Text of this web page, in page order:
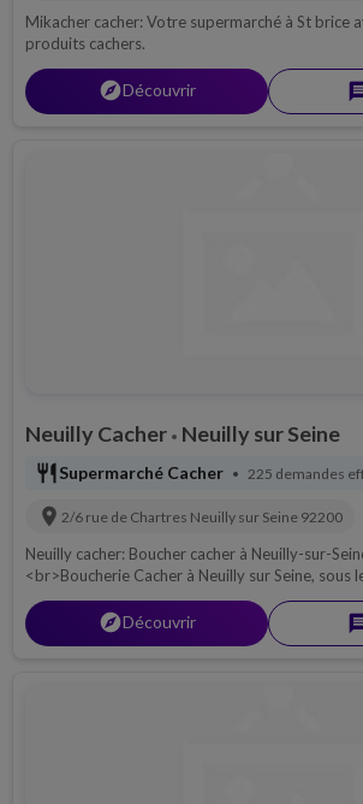
Mikacher cacher: Votre supermarché à St brice
produits cachers.
explorerDécouvrir
Neuilly Cacher • Neuilly sur Seine
restaurant Supermarché Cacher • 225 demandes
location_on 2/6 rue de Chartres Neuilly sur Seine 92200
Neuilly cacher: Boucher cacher à Neuilly-sur-
<br>Boucherie Cacher à Neuilly sur Seine, sous
de Paris, Viande Halak Beth Yossef.<br>
explorerDécouvrir